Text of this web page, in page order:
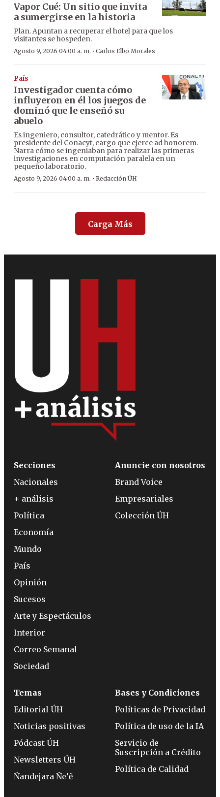
Vapor Cué: Un sitio que invita
a sumergirse en la historia
Plan. Apuntan a recuperar el hotel para que los
visitantes se hospeden.
Agosto 9, 2026 04:00 a. m. · Carlos Elbo Morales
País
Investigador cuenta cómo
influyeron en él los juegos de
dominó que le enseñó su
abuelo
Es ingeniero, consultor, catedrático y mentor. Es
presidente del Conacyt, cargo que ejerce ad honorem.
Narra cómo se ingeniaban para realizar las primeras
investigaciones en computación paralela en un
pequeño laboratorio.
Agosto 9, 2026 04:00 a. m. · Redacción ÚH
Carga Más
Secciones
Nacionales
+ análisis
Política
Economía
Mundo
País
Opinión
Sucesos
Arte y Espectáculos
Interior
Correo Semanal
Sociedad
Anuncie con nosotros
Brand Voice
Empresariales
Colección ÚH
Temas
Editorial ÚH
Noticias positivas
Pódcast ÚH
Newsletters ÚH
Ñandejara Ñe’ẽ
Bases y Condiciones
Políticas de Privacidad
Política de uso de la IA
Servicio de
Suscripción a Crédito
Política de Calidad